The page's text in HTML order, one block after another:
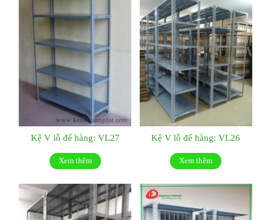
Kệ V lỗ để hàng: VL27
Xem thêm
Kệ V lỗ để hàng: VL26
Xem thêm